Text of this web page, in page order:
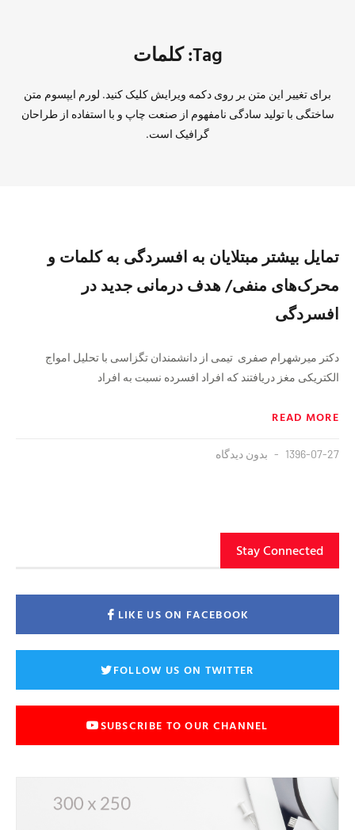
Tag: کلمات
برای تغییر این متن بر روی دکمه ویرایش کلیک کنید. لورم ایپسوم متن
ساختگی با تولید سادگی نامفهوم از صنعت چاپ و با استفاده از طراحان
گرافیک است.
تمایل بیشتر مبتلایان به افسردگی به کلمات و
محرک‌های منفی/ هدف درمانی جدید در
افسردگی
دکتر میرشهرام صفری تیمی از دانشمندان تگزاسی با تحلیل امواج
الکتریکی مغز دریافتند که افراد افسرده نسبت به افراد
READ MORE
1396-07-27 بدون دیدگاه
Stay Connected
LIKE US ON FACEBOOK
FOLLOW US ON TWITTER
SUBSCRIBE TO OUR CHANNEL